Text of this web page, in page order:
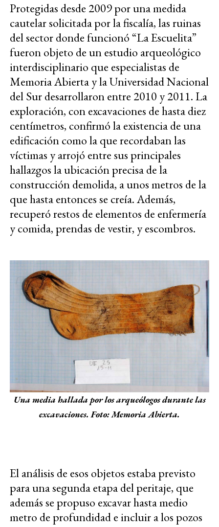
Protegidas desde 2009 por una medida
cautelar solicitada por la fiscalía, las ruinas
del sector donde funcionó “La Escuelita”
fueron objeto de un estudio arqueológico
interdisciplinario que especialistas de
Memoria Abierta y la Universidad Nacional
del Sur desarrollaron entre 2010 y 2011. La
exploración, con excavaciones de hasta diez
centímetros, confirmó la existencia de una
edificación como la que recordaban las
víctimas y arrojó entre sus principales
hallazgos la ubicación precisa de la
construcción demolida, a unos metros de la
que hasta entonces se creía. Además,
recuperó restos de elementos de enfermería
y comida, prendas de vestir, y escombros.
Una media hallada por los arqueólogos durante las
excavaciones. Foto: Memoria Abierta.
El análisis de esos objetos estaba previsto
para una segunda etapa del peritaje, que
además se propuso excavar hasta medio
metro de profundidad e incluir a los pozos